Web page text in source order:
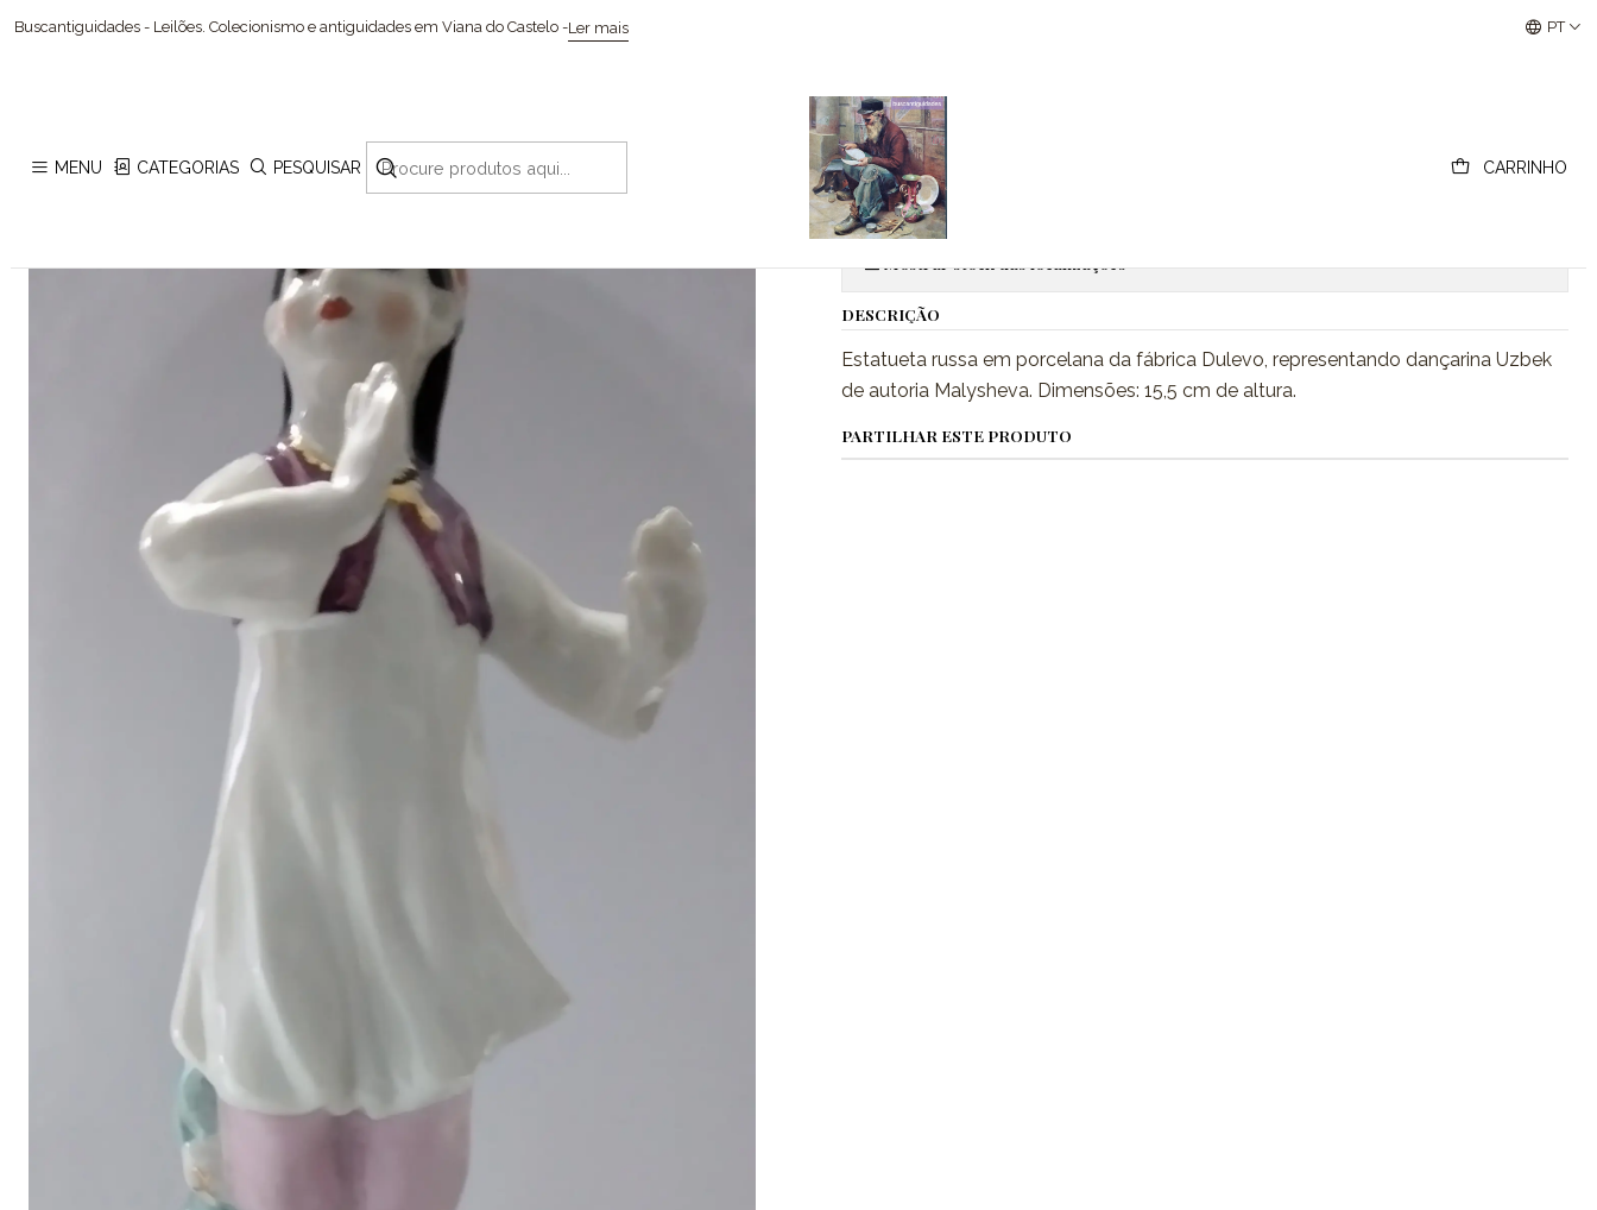
MENU CATEGORIAS PESQUISAR CARRINHO
Buscantiguidades - Leilões. Colecionismo e antiguidades em Viana do Castelo -Ler mais Buscantiguidades - Leilões Colecionismo e PT
Início
|
Estatueta dançarina Uzbek
Quantidade
Mostrar stock das localizações
DESCRIÇÃO
Estatueta russa em porcelana da fábrica Dulevo, representando dançarina Uzbek
de autoria Malysheva. Dimensões: 15,5 cm de altura.
PARTILHAR ESTE PRODUTO